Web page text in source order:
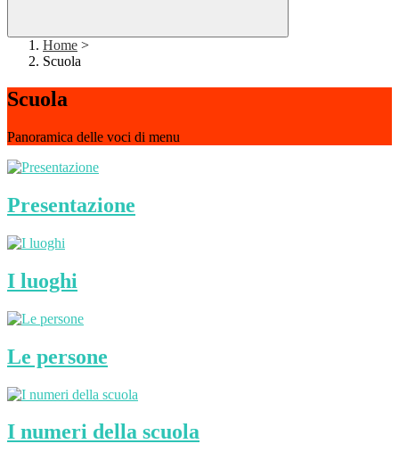
Home >
Scuola
Scuola
Panoramica delle voci di menu
Presentazione
I luoghi
Le persone
I numeri della scuola